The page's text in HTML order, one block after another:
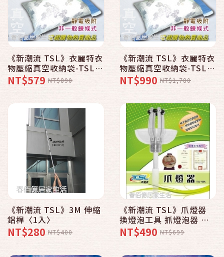
《新潮流 TSL》衣麗特衣
物壓縮真空收納袋-TSL-
511〈Lx1 Mx1〉│防塵
│防霉│防螨│防褪色
NT$579 NT$890
《新潮流 TSL》衣麗特衣
物壓縮真空收納袋-TSL-
511〈Lx2 Mx2〉│防塵
│防霉│防螨│防褪色
NT$990 NT$1,780
《新潮流 TSL》3M 伸縮
鋁桿〈1入〉
NT$280 NT$400
《新潮流 TSL》爪燈器
換燈泡工具 抓燈泡器 拆
燈 卸燈 超好用 不用冒險
站梯子 附1.5M伸縮桿
NT$490 NT$699